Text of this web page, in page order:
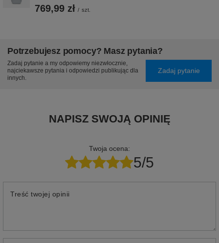
769,99 zł / szt.
Potrzebujesz pomocy? Masz pytania?
Zadaj pytanie a my odpowiemy niezwłocznie,
najciekawsze pytania i odpowiedzi publikując dla
innych.
Zadaj pytanie
NAPISZ SWOJĄ OPINIĘ
Twoja ocena:
5/5
Treść twojej opinii